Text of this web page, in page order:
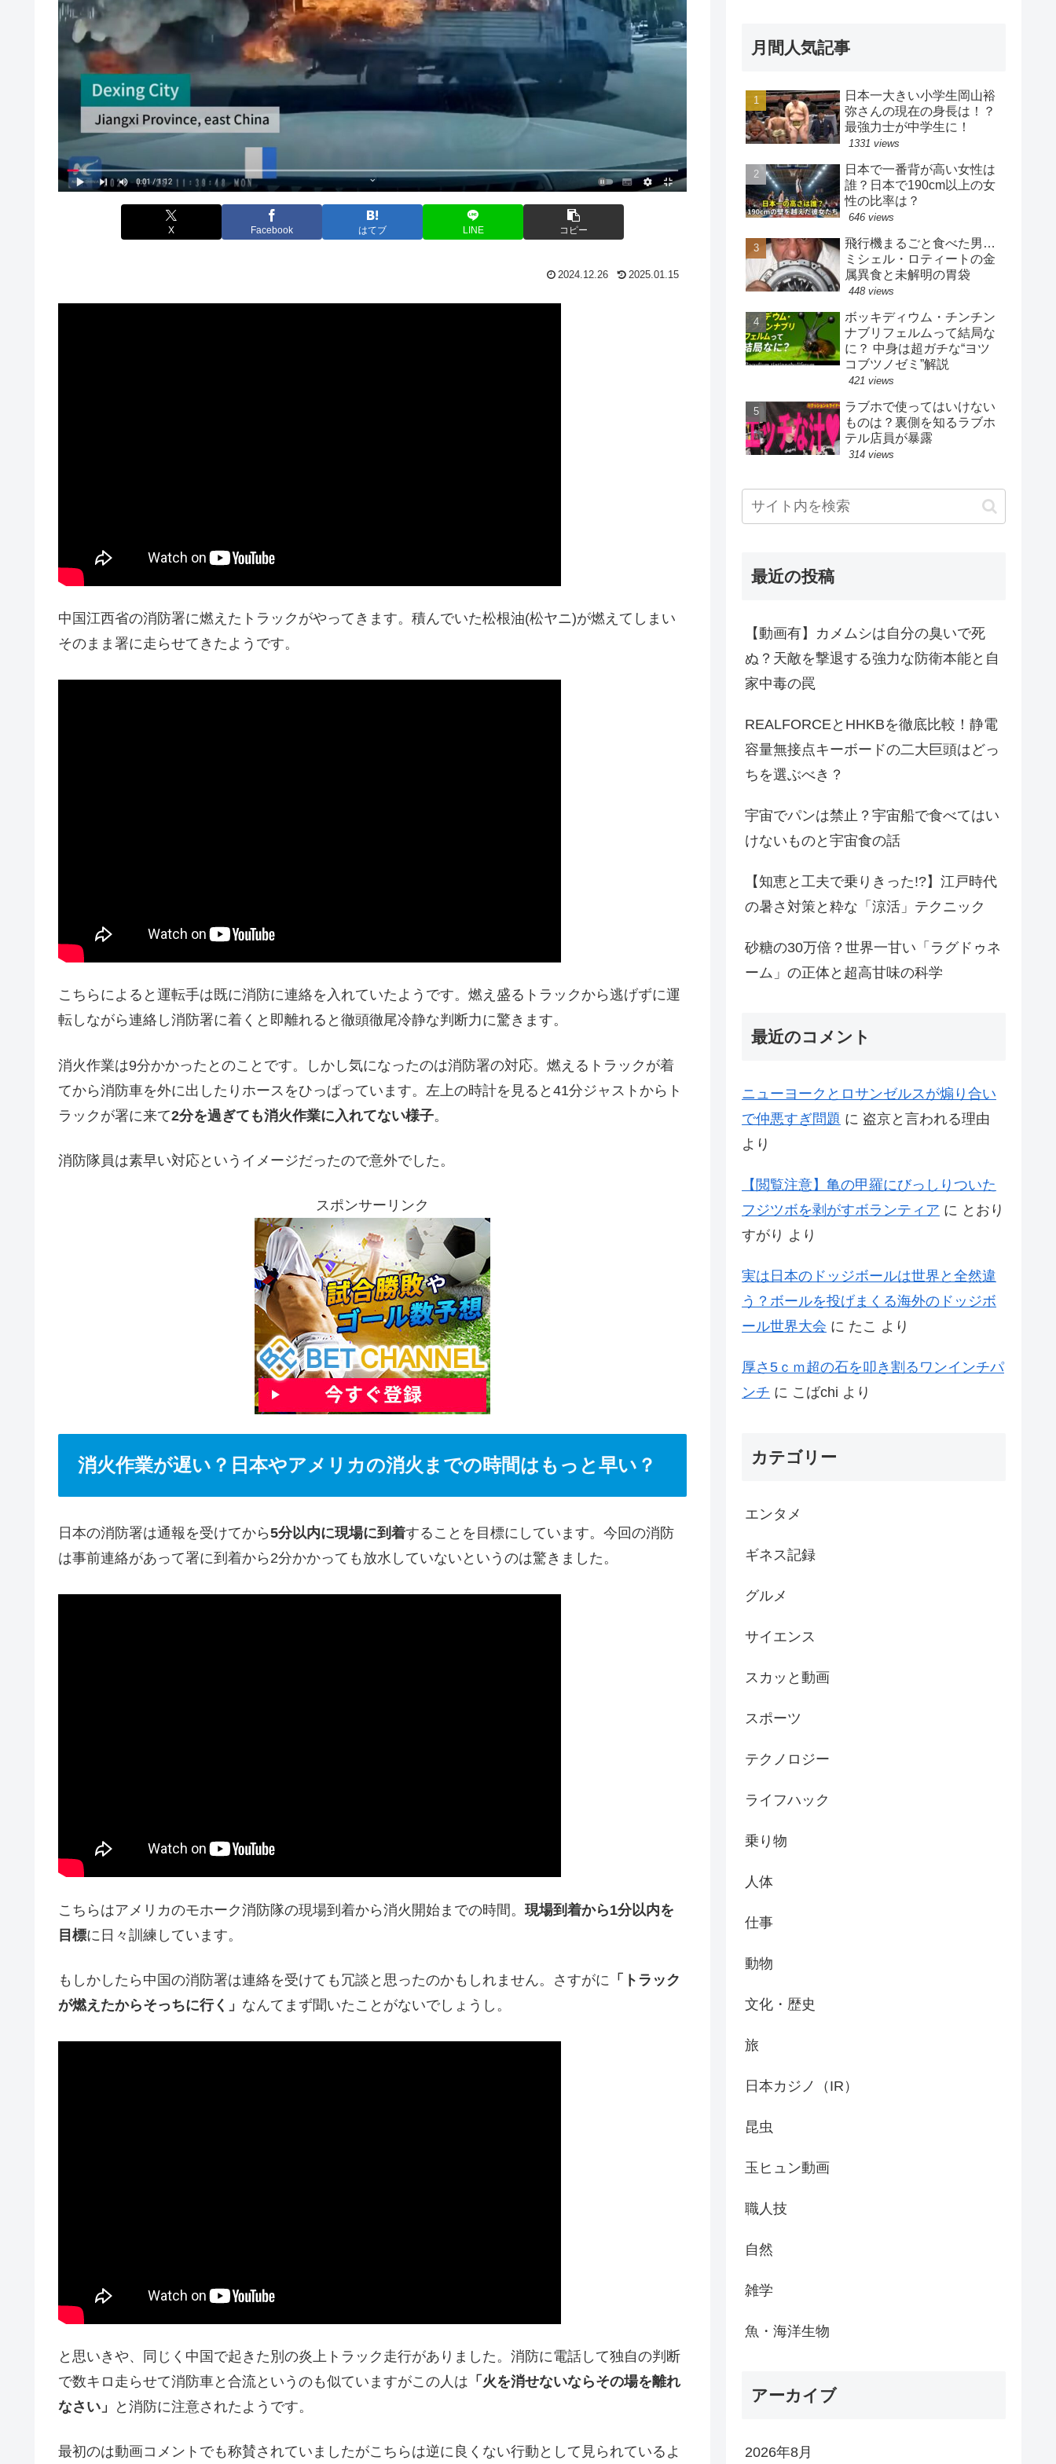
X Facebook はてブ LINE コピー
2024.12.26 2025.01.15
中国江西省の消防署に燃えたトラックがやってきます。積んでいた松根油(松ヤニ)が燃えてしまい
そのまま署に走らせてきたようです。
こちらによると運転手は既に消防に連絡を入れていたようです。燃え盛るトラックから逃げずに運
転しながら連絡し消防署に着くと即離れると徹頭徹尾冷静な判断力に驚きます。
消火作業は9分かかったとのことです。しかし気になったのは消防署の対応。燃えるトラックが着
てから消防車を外に出したりホースをひっぱっています。左上の時計を見ると41分ジャストからト
ラックが署に来て2分を過ぎても消火作業に入れてない様子。
消防隊員は素早い対応というイメージだったので意外でした。
スポンサーリンク
消火作業が遅い？日本やアメリカの消火までの時間はもっと早い？
日本の消防署は通報を受けてから5分以内に現場に到着することを目標にしています。今回の消防
は事前連絡があって署に到着から2分かかっても放水していないというのは驚きました。
こちらはアメリカのモホーク消防隊の現場到着から消火開始までの時間。 現場到着から1分以内を
目標に日々訓練しています。
もしかしたら中国の消防署は連絡を受けても冗談と思ったのかもしれません。さすがに 「トラック
が燃えたからそっちに行く」 なんてまず聞いたことがないでしょうし。
と思いきや、同じく中国で起きた別の炎上トラック走行がありました。消防に電話して独自の判断
で数キロ走らせて消防車と合流というのも似ていますがこの人は 「火を消せないならその場を離れ
なさい」
と消防に注意されたようです。
最初のは動画コメントでも称賛されていましたがこちらは逆に良くない行動として見られているよ
月間人気記事
日本一大きい小学生岡山裕
弥さんの現在の身長は！？
最強力士が中学生に！
1331 views
日本で一番背が高い女性は
誰？日本で190cm以上の女
性の比率は？
646 views
飛行機まるごと食べた男…
ミシェル・ロティートの金
属異食と未解明の胃袋
448 views
ボッキディウム・チンチン
ナブリフェルムって結局な
に？ 中身は超ガチな“ヨツ
コブツノゼミ”解説
421 views
ラブホで使ってはいけない
ものは？裏側を知るラブホ
テル店員が暴露
314 views
最近の投稿
【動画有】カメムシは自分の臭いで死
ぬ？天敵を撃退する強力な防衛本能と自
家中毒の罠
REALFORCEとHHKBを徹底比較！静電
容量無接点キーボードの二大巨頭はどっ
ちを選ぶべき？
宇宙でパンは禁止？宇宙船で食べてはい
けないものと宇宙食の話
【知恵と工夫で乗りきった!?】江戸時代
の暑さ対策と粋な「涼活」テクニック
砂糖の30万倍？世界一甘い「ラグドゥネ
ーム」の正体と超高甘味の科学
最近のコメント
ニューヨークとロサンゼルスが煽り合い
で仲悪すぎ問題 に 盗京と言われる理由
より
【閲覧注意】亀の甲羅にびっしりついた
フジツボを剥がすボランティア に とおり
すがり より
実は日本のドッジボールは世界と全然違
う？ボールを投げまくる海外のドッジボ
ール世界大会 に たこ より
厚さ5ｃｍ超の石を叩き割るワンインチパ
ンチ に こばchi より
カテゴリー
エンタメ
ギネス記録
グルメ
サイエンス
スカッと動画
スポーツ
テクノロジー
ライフハック
乗り物
人体
仕事
動物
文化・歴史
旅
日本カジノ（IR）
昆虫
玉ヒュン動画
職人技
自然
雑学
魚・海洋生物
アーカイブ
2026年8月